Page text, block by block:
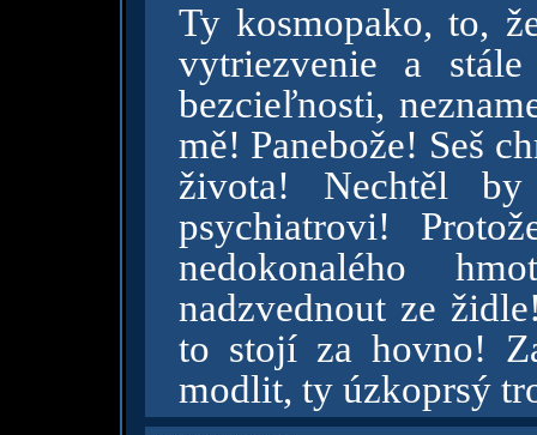
Ty kosmopako, to,
vytriezvenie a
bezcieľnosti,
mě! Panebože! Seš
života! Nechtěl
psychiatrovi!
nedokonalého
nadzvednout ze
to stojí za hovno!
modlit, ty úzkoprsý